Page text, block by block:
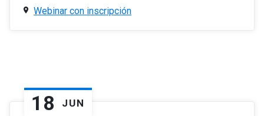
Webinar con inscripción
18 JUN